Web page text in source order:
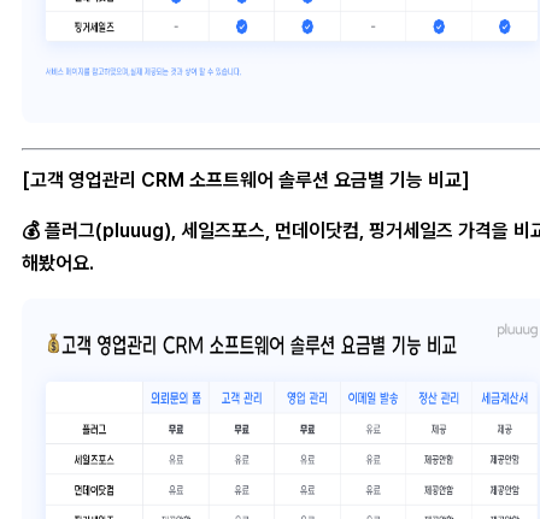
[고객 영업관리 CRM 소프트웨어 솔루션 요금별 기능 비교]
💰 플러그(pluuug), 세일즈포스, 먼데이닷컴, 핑거세일즈 가격을 비
해봤어요.